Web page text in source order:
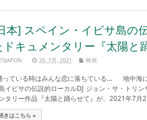
本] スペイン・イビサ島の
ドキュメンタリー『太陽と
20, 7月, 2021 映画
ている時はみんな恋に落ちている… 地中海
イビサの伝説的ローカルDJ ジョン・サ・トリ
タリー作品『太陽と踊らせて』が、2021年7月
きはこちら »